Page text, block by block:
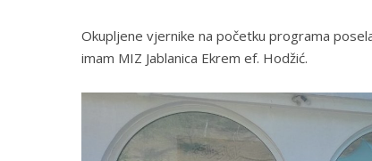
Okupljene vjernike na početku programa
imam MIZ Jablanica Ekrem ef. Hodžić.